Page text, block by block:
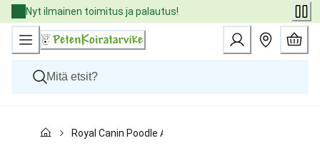
Skip
to
Content
Nyt ilmainen toimitus ja palautus!
Kissat
Royal Canin Poodle Adult